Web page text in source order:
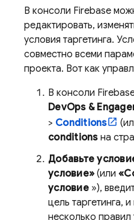
В консоли Firebase
редактировать,
условия таргетинга.
совместно всеми
проекта. Вот как
В консоли
DevOps &
> Conditions
conditionsна
Добавьте
условие» (или
условие»),
цель таргетинга,
несколько правил